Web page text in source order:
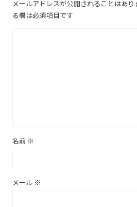
メールアドレスが公開されることはあり
る欄は必須項目です
名前 ※
メール ※